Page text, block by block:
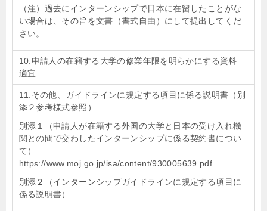
（注）過去にインターンシップで日本に在留したことがな
い場合は、その旨を文書（書式自由）にして提出してくだ
さい。
10.申請人の在籍する大学の修業年限を明らかにする資料
適宜
11.その他、ガイドラインに規定する項目に係る説明書（別
添２参考様式参照）
別添１（申請人が在籍する外国の大学と日本の受け入れ機
関との間で交わしたインターンシップに係る契約書につい
て）
https://www.moj.go.jp/isa/content/930005639.pdf
別添２（インターンシップガイドラインに規定する項目に
係る説明書）